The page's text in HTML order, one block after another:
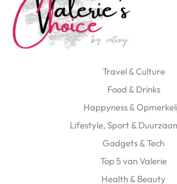
Travel & Culture
Food & Drinks
Happyness &
Lifestyle, Sport &
Gadgets & Tech
Top 5 van Valerie
Health & Beauty